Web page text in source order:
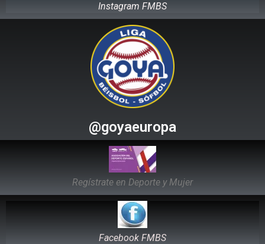
Instagram FMBS
@goyaeuropa
Regístrate en Deporte y Mujer
Facebook FMBS